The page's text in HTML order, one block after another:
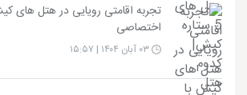
تجربه اقامتی رویایی در هتل های
اختصاصی